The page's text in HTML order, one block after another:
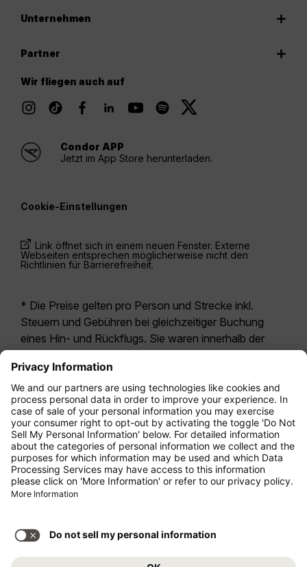
Unternehmen
Partner
Wir fliegen auch auf
Condor APP
Jetzt im App Store herunterladen.
Cookie-Einstellungen
Link öffnet sich in einem neuen Fenster. Externe
Webseiten entsprechen möglicherweise nicht den
Richtlinien für Barrierefreiheit.
* Die Preise gelten pro Person und Strecke inkl.
Steuern und Gebühren bei gleichzeitiger Buchung
eines Hin- und Rückflugs. Sie waren innerhalb der
möglicherweise nicht mehr aktuell. Bei den für die
Economy Class angegebenen Tarifen handelt es
sich i.d.R. um Economy Zero, unsere restriktivste
Tarifoption. Es können hierfür zusätzliche Gebühren
fürAufgabegepäck oder für andere optionale
Leistungen anfallen. Es gelten dieAllgemeinen
Geschäftsbedingungen .